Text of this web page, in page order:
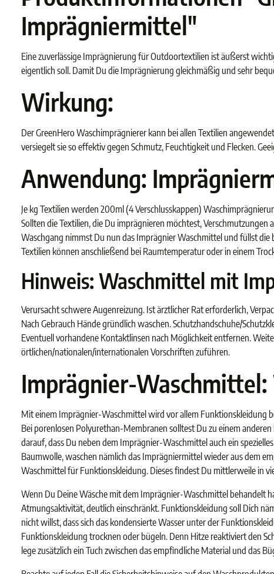
Imprägniermittel"
Eine zuverlässige Imprägnierung für Outdoortextilien ist äußerst
eigentlich soll. Damit Du die Imprägnierung gleichmäßig und sehr
Wirkung:
Der GreenHero Waschimprägnierer kann bei allen Textilien
versiegelt sie so effektiv gegen Schmutz, Feuchtigkeit und Flecken.
Anwendung:
Je kg Textilien werden 200ml (4 Verschlusskappen)
Sollten die Textilien, die Du imprägnieren möchtest,
Waschgang nimmst Du nun das Imprägnier Waschmittel und füllst
Textilien können anschließend bei Raumtemperatur oder in einem
Hinweis: Waschmittel mit
Verursacht schwere Augenreizung. Ist ärztlicher Rat erforderlich,
Nach Gebrauch Hände gründlich waschen. Schutzhandschuhe/
Eventuell vorhandene Kontaktlinsen nach Möglichkeit entfernen.
örtlichen/nationalen/internationalen Vorschriften zuführen.
Imprägnier-Waschmittel:
Mit einem Imprägnier-Waschmittel wird vor allem Funktionskleidung
Bei porenlosen Polyurethan-Membranen solltest Du zu einem
darauf, dass Du neben dem Imprägnier-Waschmittel auch ein
Baumwolle, waschen nämlich das Imprägniermittel wieder aus dem
Waschmittel für Funktionskleidung. Dieses findest Du mittlerweile in
Wenn Du Deine Wäsche mit dem Imprägnier-Waschmittel behandelt
Atmungsaktivität, deutlich einschränkt. Funktionskleidung soll Dich
nicht willst, dass sich das kondensierte Wasser unter der
Funktionskleidung trocknen oder bügeln. Denn Hitze reaktiviert den
lege zusätzlich ein Tuch zwischen das empfindliche Material und das